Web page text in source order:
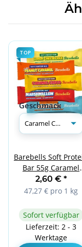
TOP
Geschmack
Barebells Soft
Bar 55g Caramel
Choco
2,60 € *
47,27 € pro 1 kg
Sofort verfügbar
Lieferzeit: 2 - 3
Werktage